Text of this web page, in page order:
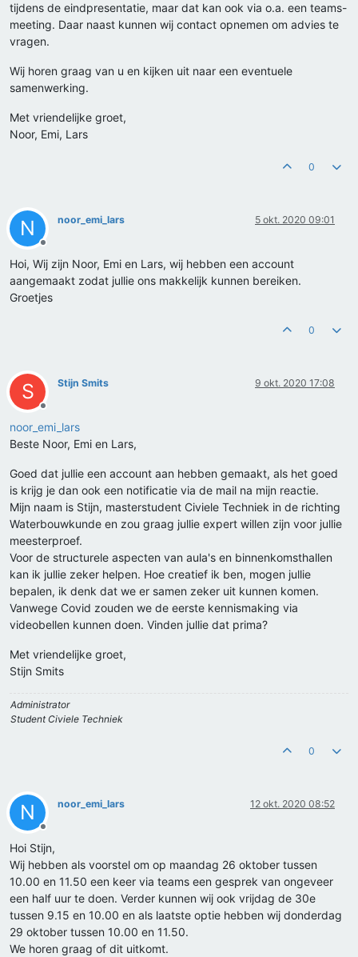
tijdens de eindpresentatie, maar dat kan ook via o.a. een teams-
meeting. Daar naast kunnen wij contact opnemen om advies te
vragen.
Wij horen graag van u en kijken uit naar een eventuele
samenwerking.
Met vriendelijke groet,
Noor, Emi, Lars
0
N
Offline
noor_emi_lars 5 okt. 2020 09:01
Hoi, Wij zijn Noor, Emi en Lars, wij hebben een account
aangemaakt zodat jullie ons makkelijk kunnen bereiken.
Groetjes
0
S
Offline
Stijn Smits 9 okt. 2020 17:08
noor_emi_lars
Beste Noor, Emi en Lars,
Goed dat jullie een account aan hebben gemaakt, als het goed
is krijg je dan ook een notificatie via de mail na mijn reactie.
Mijn naam is Stijn, masterstudent Civiele Techniek in de richting
Waterbouwkunde en zou graag jullie expert willen zijn voor jullie
meesterproef.
Voor de structurele aspecten van aula's en binnenkomsthallen
kan ik jullie zeker helpen. Hoe creatief ik ben, mogen jullie
bepalen, ik denk dat we er samen zeker uit kunnen komen.
Vanwege Covid zouden we de eerste kennismaking via
videobellen kunnen doen. Vinden jullie dat prima?
Met vriendelijke groet,
Stijn Smits
Administrator
Student Civiele Techniek
0
N
Offline
noor_emi_lars 12 okt. 2020 08:52
Hoi Stijn,
Wij hebben als voorstel om op maandag 26 oktober tussen
10.00 en 11.50 een keer via teams een gesprek van ongeveer
een half uur te doen. Verder kunnen wij ook vrijdag de 30e
tussen 9.15 en 10.00 en als laatste optie hebben wij donderdag
29 oktober tussen 10.00 en 11.50.
We horen graag of dit uitkomt.